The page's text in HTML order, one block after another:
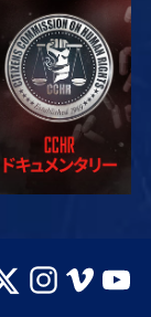
観る
シリーズを探求